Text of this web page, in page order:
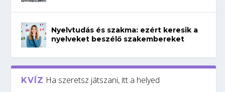
Nyelvtudás és szakma: ezért keresik a
nyelveket beszélő szakembereket
KVÍZ Ha szeretsz játszani, itt a helyed